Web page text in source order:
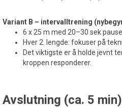
Variant B – intervalltrening
6 x 25 m med 20–30 sek
Hver 2. lengde: fokuser på
Det viktigste er å holde jevnt
kroppen responderer.
Avslutning (ca. 5 min)